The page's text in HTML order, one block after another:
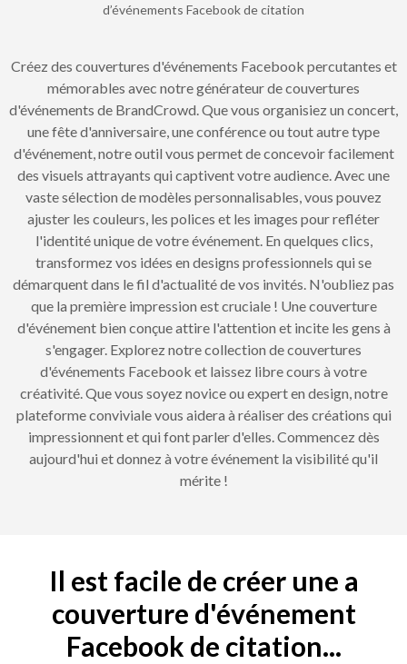
d’événements Facebook de citation
Créez des couvertures d'événements Facebook percutantes et
mémorables avec notre générateur de couvertures
d'événements de BrandCrowd. Que vous organisiez un concert,
une fête d'anniversaire, une conférence ou tout autre type
d'événement, notre outil vous permet de concevoir facilement
des visuels attrayants qui captivent votre audience. Avec une
vaste sélection de modèles personnalisables, vous pouvez
ajuster les couleurs, les polices et les images pour refléter
l'identité unique de votre événement. En quelques clics,
transformez vos idées en designs professionnels qui se
démarquent dans le fil d'actualité de vos invités. N'oubliez pas
que la première impression est cruciale ! Une couverture
d'événement bien conçue attire l'attention et incite les gens à
s'engager. Explorez notre collection de couvertures
d'événements Facebook et laissez libre cours à votre
créativité. Que vous soyez novice ou expert en design, notre
plateforme conviviale vous aidera à réaliser des créations qui
impressionnent et qui font parler d'elles. Commencez dès
aujourd'hui et donnez à votre événement la visibilité qu'il
mérite !
Il est facile de créer une a
couverture d'événement
Facebook de citation...